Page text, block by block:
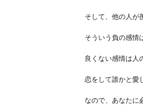
直
褒
る
3.
事
そして、他の人が
そういう負の感情
良くない感情は人
恋をして誰かと愛
なので、あなたに